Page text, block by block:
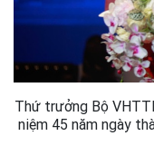
Thứ trưởng Bộ
niệm 45 năm ngày